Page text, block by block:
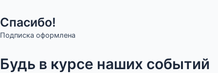
Спасибо!
Подписка оформлена
Будь в курсе наших событий